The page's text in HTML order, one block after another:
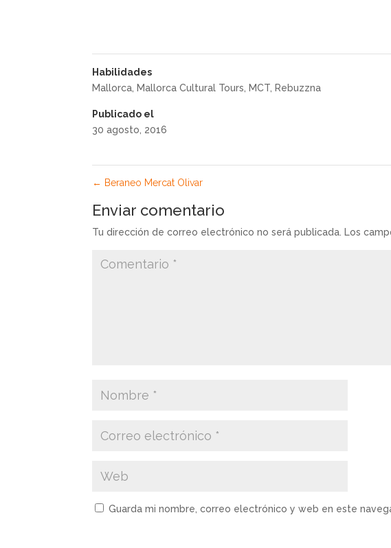
Habilidades
Mallorca Mallorca Cultural Tours MCT Rebuzzna
Publicado el
30 agosto, 2016
← Beraneo Mercat Olivar
Enviar comentario
Tu dirección de correo electrónico no será publicada. Los
Guarda mi nombre, correo electrónico y web en este